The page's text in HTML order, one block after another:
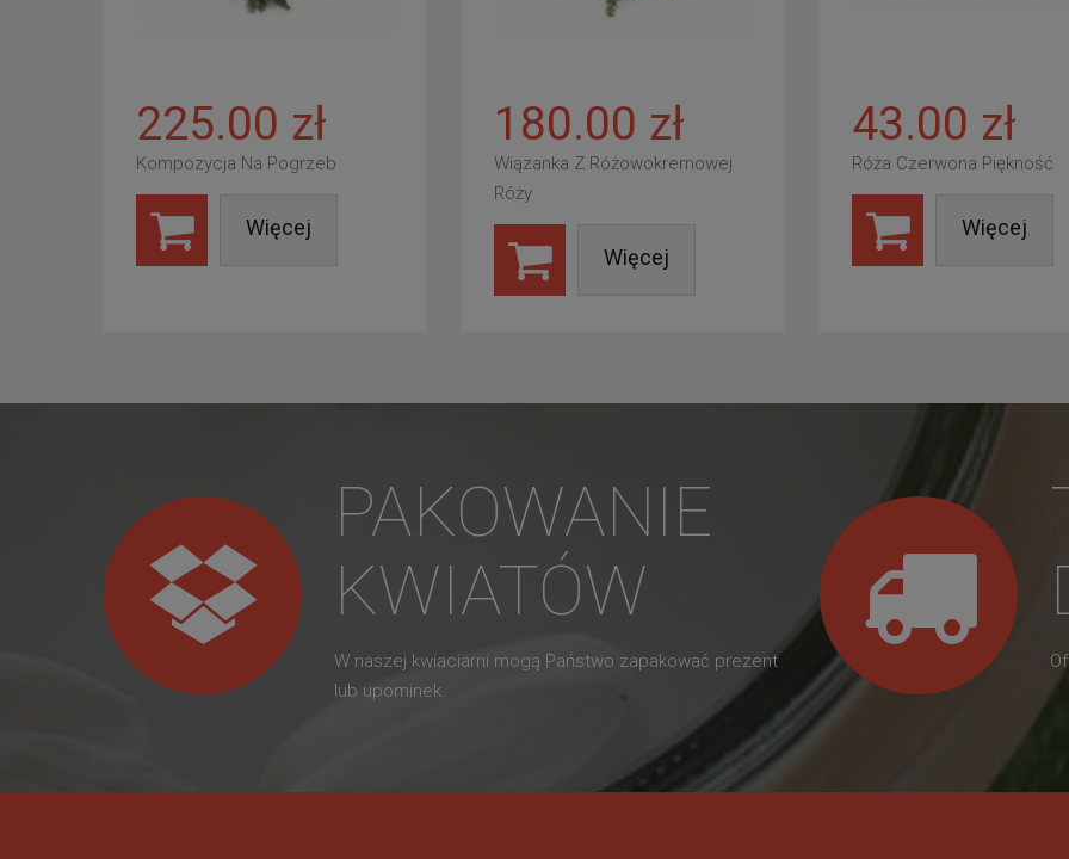
225.00 zł
Kompozycja Na Pogrzeb
Więcej
180.00 zł
Wiązanka Z Różowokremowej
Róży
Więcej
43.00 zł
Róża Czerwona Piękność
Więcej
PAKOWANIE
KWIATÓW
W naszej kwiaciarni mogą Państwo zapakować prezent
lub upominek.